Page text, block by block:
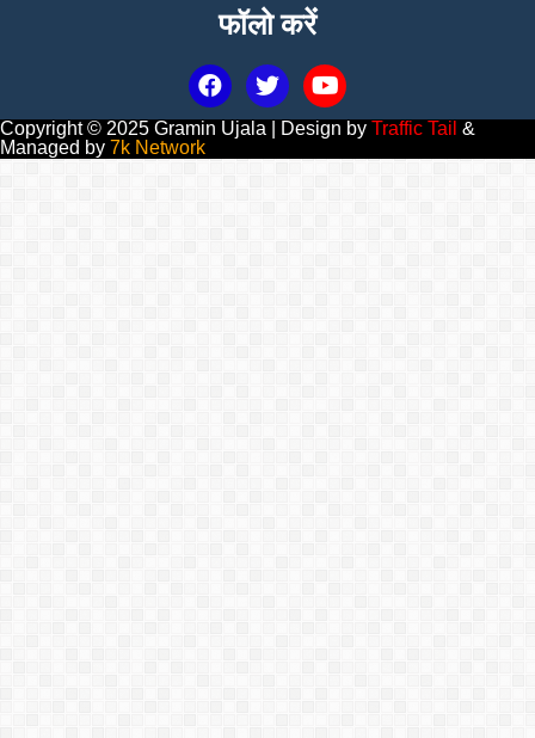
फॉलो करें
Copyright © 2025 Gramin Ujala | Design by Traffic Tail &
Managed by 7k Network